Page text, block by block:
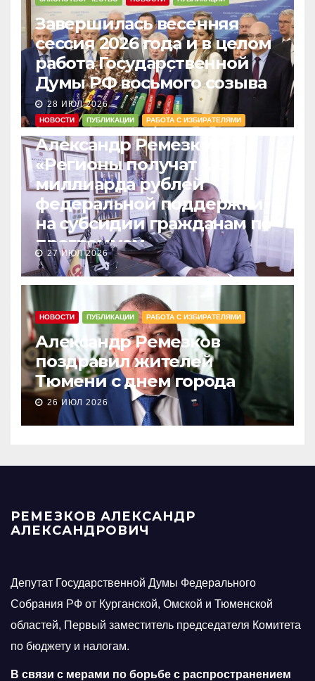
Завершилась весенняя
сессия 2026 года и в целом
работа Государственной
Думы РФ восьмого созыва
28 ИЮЛ 2026
НОВОСТИ ПУБЛИКАЦИИ РАБОТА С ИЗБИРАТЕЛЯМИ
Александр Ремезков:
«Регионы получат 1,2
миллиарда рублей
федеральной поддержки
на субсидии гражданам по
программам
догазификации»
27 ИЮЛ 2026
НОВОСТИ ПУБЛИКАЦИИ РАБОТА С ИЗБИРАТЕЛЯМИ
Александр Ремезков
поздравил жителей
Тюмени с днем города
26 ИЮЛ 2026
РЕМЕЗКОВ АЛЕКСАНДР
АЛЕКСАНДРОВИЧ
Депутат Государственной Думы Федерального
Собрания РФ от Курганской, Омской и Тюменской
областей, Первый заместитель председателя Комитета
по бюджету и налогам.
В связи с мерами по борьбе с распространением